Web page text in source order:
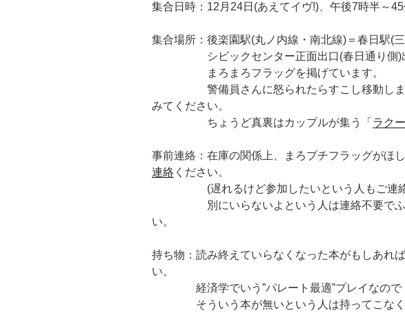
集合日時：12月24日(あえてイヴ!)、午後7時半～
集合場所：後楽園駅(丸ノ内線・南北線)＝春日駅(
シビックセンター正面出口(春日通り側)
まろまろフラッグを掲げています。
警備員さんに怒られたらすこし移動しま
みてください。
ちょうど真裏はカップルが集う「 ラク
事前連絡：在庫の関係上、まろプチフラッグがほ
連絡 ください。
(遅れるけど参加したいという人もご連絡
別にいらないよという人は連絡不要でふ
い。
持ち物：読み終えていらなくなった本がもしあれ
い。
経済学でいう”パレート最適”プレイなので
そういう本が無いという人は持ってこなく